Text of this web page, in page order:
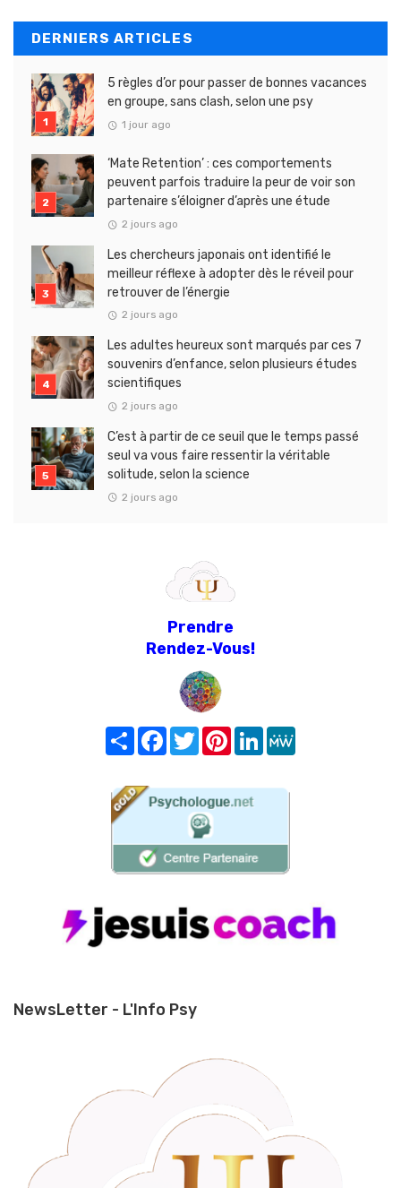
DERNIERS ARTICLES
5 règles d’or pour passer de bonnes vacances
en groupe, sans clash, selon une psy
1 jour ago
‘Mate Retention’ : ces comportements
peuvent parfois traduire la peur de voir son
partenaire s’éloigner d’après une étude
2 jours ago
Les chercheurs japonais ont identifié le
meilleur réflexe à adopter dès le réveil pour
retrouver de l’énergie
2 jours ago
Les adultes heureux sont marqués par ces 7
souvenirs d’enfance, selon plusieurs études
scientifiques
2 jours ago
C’est à partir de ce seuil que le temps passé
seul va vous faire ressentir la véritable
solitude, selon la science
2 jours ago
Prendre
Rendez-Vous!
Share FacebookTwitterPinterest
LinkedIn
NewsLetter - L'Info Psy